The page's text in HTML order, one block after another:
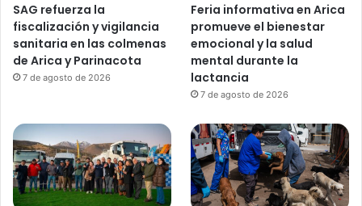
SAG refuerza la
fiscalización y vigilancia
sanitaria en las colmenas
de Arica y Parinacota
7 de agosto de 2026
Feria informativa en Arica
promueve el bienestar
emocional y la salud
mental durante la
lactancia
7 de agosto de 2026